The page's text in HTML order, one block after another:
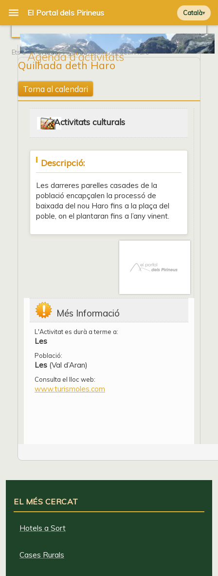
Català
Agenda d'activitats
Ets a Portada/Agenda/ Quilhada deth Haro
Quilhada deth Haro
Torna al calendari
Activitats culturals
Descripció:
Les darreres parelles casades de la
població encapçalen la processó de
baixada del nou Haro fins a la plaça del
poble, on el plantaran fins a l’any vinent.
Més Informació
L'Activitat es durà a terme a:
Les
Població:
Les (Val d’Aran)
Consulta el lloc web:
www.turismoles.com
EL MÉS CERCAT
Hotels a Sort
Cases Rurals